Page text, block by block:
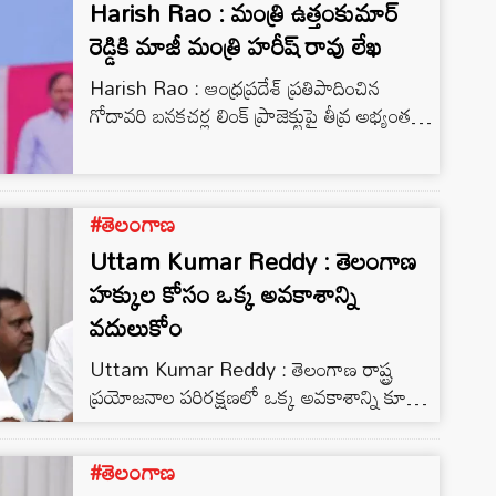
Harish Rao : మంత్రి ఉత్తంకుమార్
రెడ్డికి మాజీ మంత్రి హరీష్ రావు లేఖ
Harish Rao : ఆంధ్రప్రదేశ్ ప్రతిపాదించిన
గోదావరి బనకచర్ల లింక్ ప్రాజెక్టుపై తీవ్ర అభ్యంతరం
వ్యక్తం చేస్తూ తెలంగాణ మాజీ మంత్రి హరీష్ రావు
నీటిని మూడు దశల్లో బనకచర్ల వరకు
తరలించేందుకు కేంద్రానికి PFR సమర్పించడాన్ని
హరీష్ రావు తీవ్రంగా ఖండించారు. ఇది తెలంగాణ
హక్కులను కాలరాయడమేనని ఆయన ఆగ్రహం
వ్యక్తం చేశారు. హరీష్ రావు…
#తెలంగాణ
Uttam Kumar Reddy : తెలంగాణ
హక్కుల కోసం ఒక్క అవకాశాన్ని
వదులుకోం
Uttam Kumar Reddy : తెలంగాణ రాష్ట్ర
ప్రయోజనాల పరిరక్షణలో ఒక్క అవకాశాన్ని కూడా
కోల్పోకుండా కట్టుబడి పని చేస్తామని రాష్ట్ర
చేశారు. ఆదివారం రోజున రాష్ట్ర సాగునీటి ప్రాజెక్టుల
#తెలంగాణ